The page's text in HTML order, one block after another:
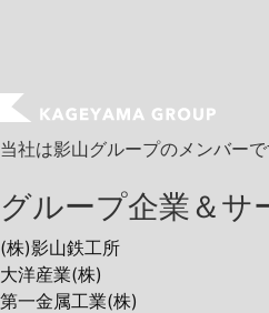
当社は影山グループのメンバーで
グループ企業＆サ
(株)影山鉄工所
大洋産業(株)
第一金属工業(株)